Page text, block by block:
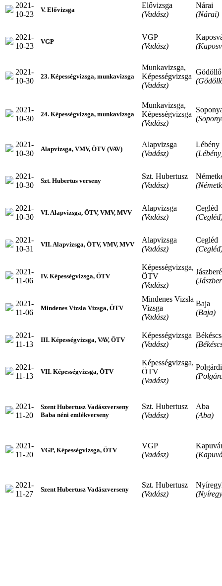
2021-
10-23
V. Elővizsga
Elővizsga
(Vadász)
Nárai
(Nárai)
2021-
10-23
VGP
VGP
(Vadász)
2021-
10-30
23. Képességvizsga, munkavizsga
Munkavizsga,
Képességvizsga
(Vadász)
Gödöllő
2021-
10-30
24. Képességvizsga, munkavizsga
Munkavizsga,
Képességvizsga
(Vadász)
2021-
10-30
Alapvizsga, VMV, ÖTV (VAV)
Alapvizsga
(Vadász)
Lébény
2021-
10-30
Szt. Hubertus verseny
Szt. Hubertusz
(Vadász)
2021-
10-30
VI. Alapvizsga, ÖTV, VMV, MVV
Alapvizsga
(Vadász)
Cegléd
2021-
10-31
VII. Alapvizsga, ÖTV, VMV, MVV
Alapvizsga
(Vadász)
Cegléd
2021-
11-06
IV. Képességvizsga, ÖTV
Képességvizsga,
ÖTV
(Vadász)
2021-
11-06
Mindenes Vizsla Vizsga, ÖTV
Mindenes Vizsla
Vizsga
(Vadász)
Baja
(Baja)
2021-
11-13
III. Képességvizsga, VAV, ÖTV
Képességvizsga
(Vadász)
2021-
11-13
VII. Képességvizsga, ÖTV
Képességvizsga,
ÖTV
(Vadász)
Polgárdi
2021-
11-20
Szent Hubertusz Vadászverseny
Baba néni emlékverseny
Szt. Hubertusz
(Vadász)
Aba
(Aba)
2021-
11-20
VGP, Képességvizsga, ÖTV
VGP
(Vadász)
2021-
11-27
Szent Hubertusz Vadászverseny
Szt. Hubertusz
(Vadász)